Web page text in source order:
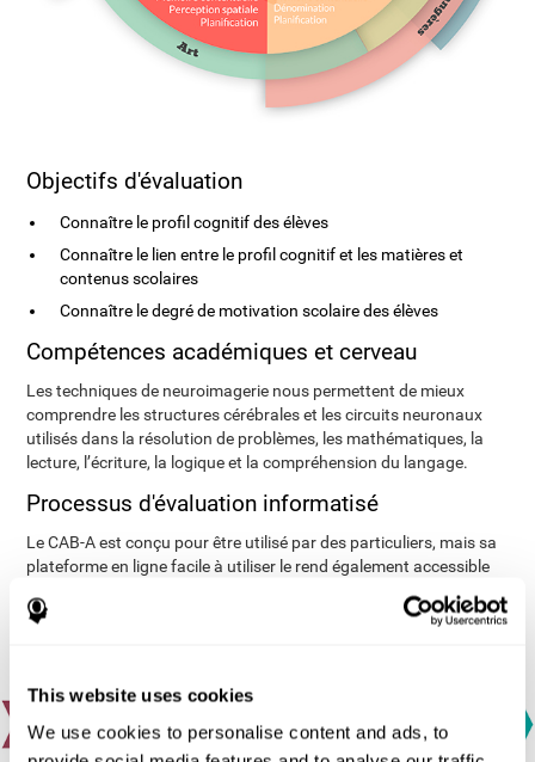
This website uses cookies
We use cookies to personalise content and ads, to
Objectifs d'évaluation
Connaître le profil cognitif des élèves
Connaître le lien entre le profil cognitif et les matières et
contenus scolaires
Connaître le degré de motivation scolaire des élèves
Compétences académiques et cerveau
Les techniques de neuroimagerie nous permettent de mieux
comprendre les structures cérébrales et les circuits neuronaux
utilisés dans la résolution de problèmes, les mathématiques, la
lecture, l’écriture, la logique et la compréhension du langage.
Processus d'évaluation informatisé
Le CAB-A est conçu pour être utilisé par des particuliers, mais sa
plateforme en ligne facile à utiliser le rend également accessible